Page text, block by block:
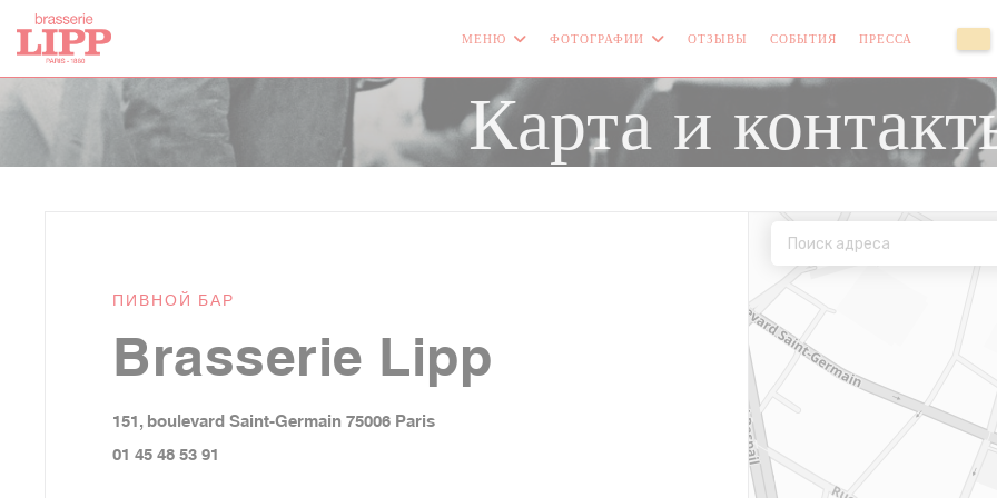
Панель управления cookies
МЕНЮ ФОТОГРАФИИ ОТЗЫВЫ СОБЫТИЯ ПРЕССА
Карта и
ПИВНОЙ БАР
Brasserie Lipp
151, boulevard Saint-Germain 75006 Paris((открывается в новом окне))
01 45 48 53 91